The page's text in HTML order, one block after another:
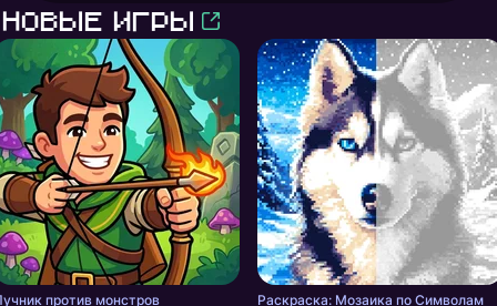
Новые игры
против монстров Раскраска: Мозаика по Символам